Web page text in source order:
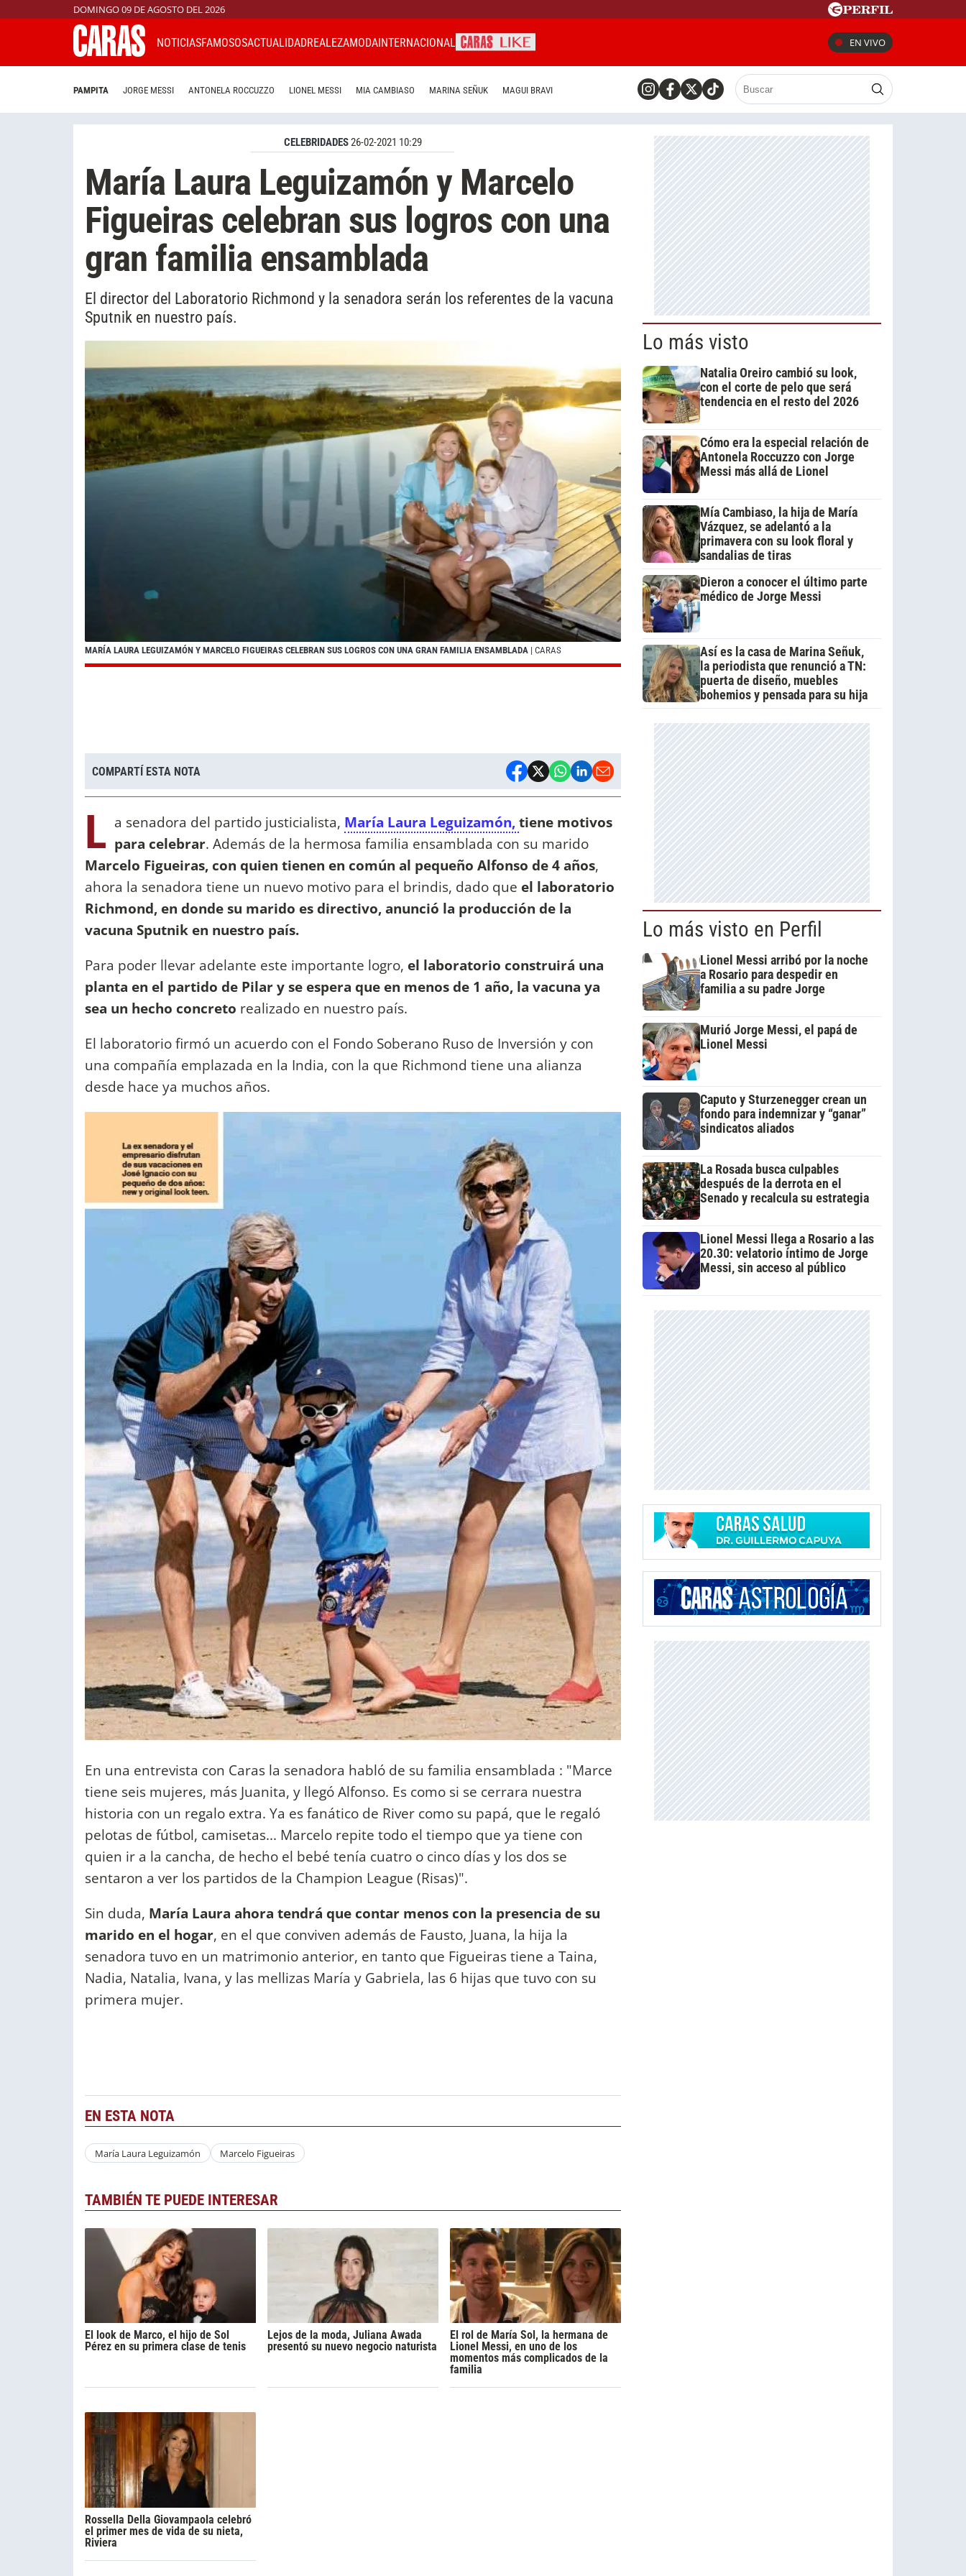
DOMINGO 09 DE AGOSTO DEL 2026
NOTICIASFAMOSOSACTUALIDADREALEZAMODAINTERNACIONAL EN VIVO
PAMPITA JORGE MESSI ANTONELA ROCCUZZO LIONEL MESSI MIA CAMBIASO MARINA SEÑUK MAGUI BRAVI
CELEBRIDADES26-02-2021 10:29
María Laura Leguizamón y Marcelo
Figueiras celebran sus logros con una
gran familia ensamblada
El director del Laboratorio Richmond y la senadora serán los referentes de la vacuna
Sputnik en nuestro país.
MARÍA LAURA LEGUIZAMÓN Y MARCELO FIGUEIRAS CELEBRAN SUS LOGROS CON UNA GRAN FAMILIA ENSAMBLADA | CARAS
COMPARTÍ ESTA NOTA
L a senadora del partido justicialista, María Laura Leguizamón,tiene motivos
para celebrar. Además de la hermosa familia ensamblada con su marido
Marcelo Figueiras, con quien tienen en común al pequeño Alfonso de 4 años,
ahora la senadora tiene un nuevo motivo para el brindis, dado que el laboratorio
Richmond, en donde su marido es directivo, anunció la producción de la
vacuna Sputnik en nuestro país.
Para poder llevar adelante este importante logro, el laboratorio construirá una
planta en el partido de Pilar y se espera que en menos de 1 año, la vacuna ya
sea un hecho concreto realizado en nuestro país.
El laboratorio firmó un acuerdo con el Fondo Soberano Ruso de Inversión y con
una compañía emplazada en la India, con la que Richmond tiene una alianza
desde hace ya muchos años.
En una entrevista con Caras la senadora habló de su familia ensamblada : "Marce
tiene seis mujeres, más Juanita, y llegó Alfonso. Es como si se cerrara nuestra
historia con un regalo extra. Ya es fanático de River como su papá, que le regaló
pelotas de fútbol, camisetas... Marcelo repite todo el tiempo que ya tiene con
quien ir a la cancha, de hecho el bebé tenía cuatro o cinco días y los dos se
sentaron a ver los partidos de la Champion League (Risas)".
Sin duda, María Laura ahora tendrá que contar menos con la presencia de su
marido en el hogar, en el que conviven además de Fausto, Juana, la hija la
senadora tuvo en un matrimonio anterior, en tanto que Figueiras tiene a Taina,
Nadia, Natalia, Ivana, y las mellizas María y Gabriela, las 6 hijas que tuvo con su
primera mujer.
EN ESTA NOTA
María Laura Leguizamón Marcelo Figueiras
TAMBIÉN TE PUEDE INTERESAR
El look de Marco, el hijo de Sol
Pérez en su primera clase de tenis
Lejos de la moda, Juliana Awada
presentó su nuevo negocio naturista
El rol de María Sol, la hermana de
Lionel Messi, en uno de los
momentos más complicados de la
familia
Rossella Della Giovampaola celebró
el primer mes de vida de su nieta,
Riviera
Lo más visto
Natalia Oreiro cambió su look,
con el corte de pelo que será
tendencia en el resto del 2026
Cómo era la especial relación de
Antonela Roccuzzo con Jorge
Messi más allá de Lionel
Mía Cambiaso, la hija de María
Vázquez, se adelantó a la
primavera con su look floral y
sandalias de tiras
Dieron a conocer el último parte
médico de Jorge Messi
Así es la casa de Marina Señuk,
la periodista que renunció a TN:
puerta de diseño, muebles
bohemios y pensada para su hija
Lo más visto en Perfil
Lionel Messi arribó por la noche
a Rosario para despedir en
familia a su padre Jorge
Murió Jorge Messi, el papá de
Lionel Messi
Caputo y Sturzenegger crean un
fondo para indemnizar y “ganar”
sindicatos aliados
La Rosada busca culpables
después de la derrota en el
Senado y recalcula su estrategia
Lionel Messi llega a Rosario a las
20.30: velatorio íntimo de Jorge
Messi, sin acceso al público